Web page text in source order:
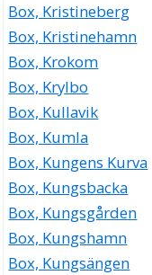
Box, Kristineberg
Box, Kristinehamn
Box, Krokom
Box, Krylbo
Box, Kullavik
Box, Kumla
Box, Kungens Kurva
Box, Kungsbacka
Box, Kungsgården
Box, Kungshamn
Box, Kungsängen